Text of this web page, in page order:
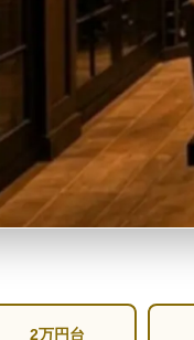
2万円台